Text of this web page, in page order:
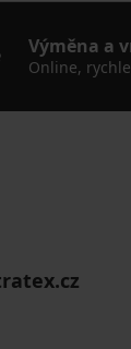
Výměna a
Online,